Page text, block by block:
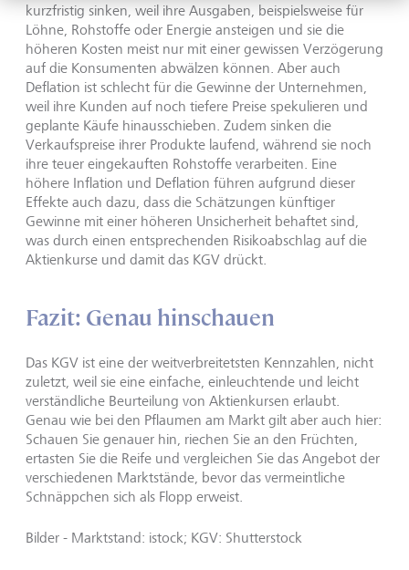
kurzfristig sinken, weil ihre Ausgaben, beispielsweise für
Löhne, Rohstoffe oder Energie ansteigen und sie die
höheren Kosten meist nur mit einer gewissen Verzögerung
auf die Konsumenten abwälzen können. Aber auch
Deflation ist schlecht für die Gewinne der Unternehmen,
weil ihre Kunden auf noch tiefere Preise spekulieren und
geplante Käufe hinausschieben. Zudem sinken die
Verkaufspreise ihrer Produkte laufend, während sie noch
ihre teuer eingekauften Rohstoffe verarbeiten. Eine
höhere Inflation und Deflation führen aufgrund dieser
Effekte auch dazu, dass die Schätzungen künftiger
Gewinne mit einer höheren Unsicherheit behaftet sind,
was durch einen entsprechenden Risikoabschlag auf die
Aktienkurse und damit das KGV drückt.
Fazit: Genau hinschauen
Das KGV ist eine der weitverbreitetsten Kennzahlen, nicht
zuletzt, weil sie eine einfache, einleuchtende und leicht
verständliche Beurteilung von Aktienkursen erlaubt.
Genau wie bei den Pflaumen am Markt gilt aber auch hier:
Schauen Sie genauer hin, riechen Sie an den Früchten,
ertasten Sie die Reife und vergleichen Sie das Angebot der
verschiedenen Marktstände, bevor das vermeintliche
Schnäppchen sich als Flopp erweist.
Bilder - Marktstand: istock; KGV: Shutterstock